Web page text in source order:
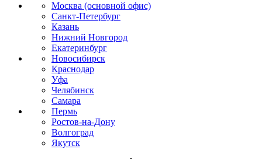
Москва (основной офис)
Санкт-Петербург
Казань
Нижний Новгород
Екатеринбург
Новосибирск
Краснодар
Уфа
Челябинск
Самара
Пермь
Ростов-на-Дону
Волгоград
Якутск